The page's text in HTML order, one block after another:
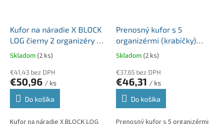
Kufor na náradie X BLOCK
LOG čierny 2 organizéry vo
veku 546x380x407
KXB604040F-S411
Skladom (2 ks)
€41,43 bez DPH
€50,96 / ks
Do košíka
Kufor na náradie X BLOCK LOG
Prenosný kufor s 5
organizérmi (krabičky)
TAGER CASE 415x290x290
KTC30256B-S411
Skladom (2 ks)
€37,65 bez DPH
€46,31 / ks
Do košíka
Prenosný kufor s 5 organizérmi